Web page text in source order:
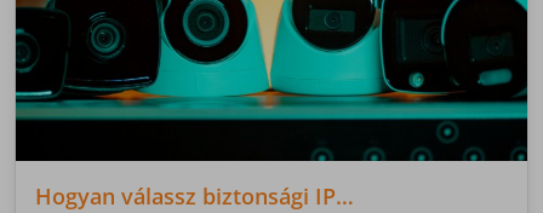
Hogyan válassz biztonsági IP